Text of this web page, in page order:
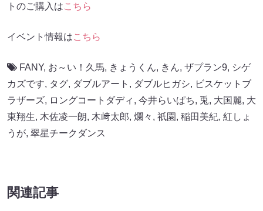
トのご購入はこちら
イベント情報はこちら
FANY, お～い！久馬, きょうくん, きん, ザプラン9, シゲ
カズです, タグ, ダブルアート , ダブルヒガシ, ビスケットブ
ラザーズ, ロングコートダディ , 今井らいぱち, 兎, 大国麗, 大
東翔生, 木佐凌一朗, 木﨑太郎, 爛々 , 祇園 , 稲田美紀, 紅しょ
うが, 翠星チークダンス
関連記事